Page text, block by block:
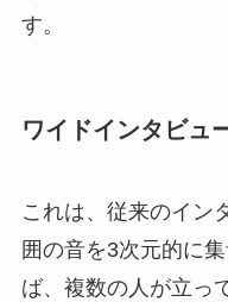
す。
ワイドインタビュ
これは、従来のイン
囲の音を3次元的に
ば、複数の人が立っ